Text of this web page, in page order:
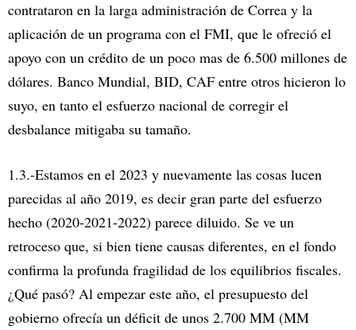
contrataron en la larga administración de Correa y la
aplicación de un programa con el FMI, que le ofreció el
apoyo con un crédito de un poco mas de 6.500 millones de
dólares. Banco Mundial, BID, CAF entre otros hicieron lo
suyo, en tanto el esfuerzo nacional de corregir el
desbalance mitigaba su tamaño.
1.3.-Estamos en el 2023 y nuevamente las cosas lucen
parecidas al año 2019, es decir gran parte del esfuerzo
hecho (2020-2021-2022) parece diluido. Se ve un
retroceso que, si bien tiene causas diferentes, en el fondo
confirma la profunda fragilidad de los equilibrios fiscales.
¿Qué pasó? Al empezar este año, el presupuesto del
gobierno ofrecía un déficit de unos 2.700 MM (MM